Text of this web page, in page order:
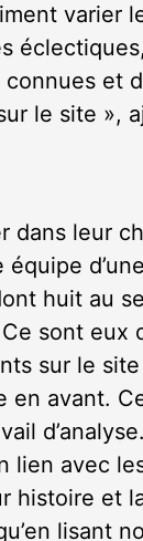
varier
connues et
le site »,
dans leur
huit au
sont eux
sur le
en avant.
lien avec
histoire et
lisant